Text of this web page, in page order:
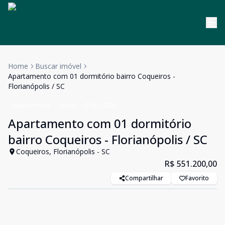
Home
Buscar imóvel
Apartamento com 01 dormitório bairro Coqueiros -
Florianópolis / SC
Apartamento com 01 dormitório
bairro Coqueiros - Florianópolis / SC
Coqueiros, Florianópolis - SC
R$ 551.200,00
Compartilhar Favorito